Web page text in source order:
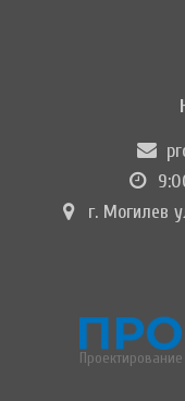
г. Могилев